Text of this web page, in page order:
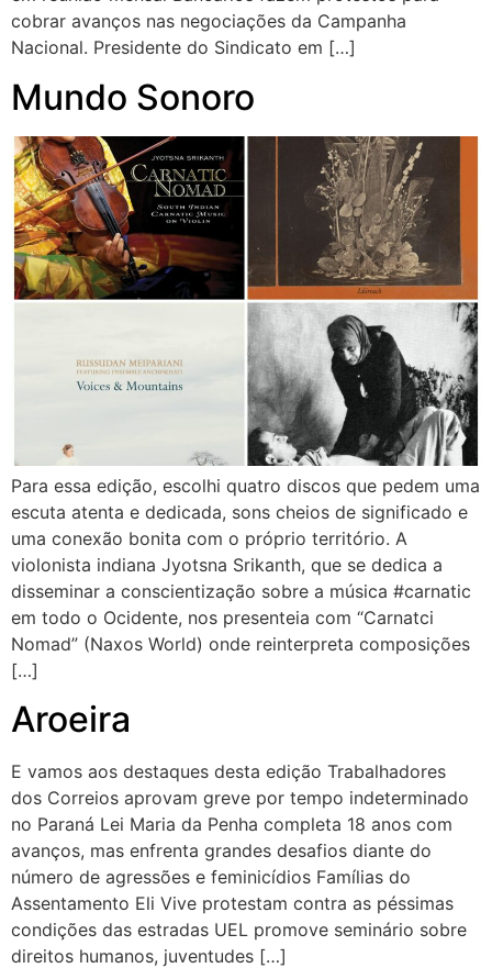
cobrar avanços nas negociações da Campanha
Nacional. Presidente do Sindicato em […]
Mundo Sonoro
Para essa edição, escolhi quatro discos que pedem uma
escuta atenta e dedicada, sons cheios de significado e
uma conexão bonita com o próprio território. A
violonista indiana Jyotsna Srikanth, que se dedica a
disseminar a conscientização sobre a música #carnatic
em todo o Ocidente, nos presenteia com “Carnatci
Nomad” (Naxos World) onde reinterpreta composições
[…]
Aroeira
E vamos aos destaques desta edição Trabalhadores
dos Correios aprovam greve por tempo indeterminado
no Paraná Lei Maria da Penha completa 18 anos com
avanços, mas enfrenta grandes desafios diante do
número de agressões e feminicídios Famílias do
Assentamento Eli Vive protestam contra as péssimas
condições das estradas UEL promove seminário sobre
direitos humanos, juventudes […]